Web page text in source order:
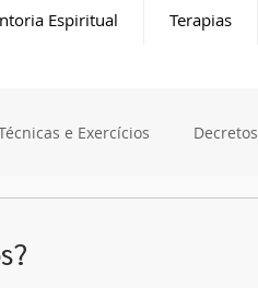
Espiritual Terapias
e Exercícios Decretos